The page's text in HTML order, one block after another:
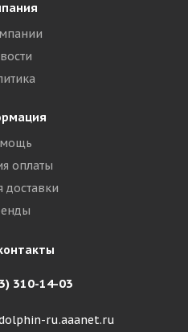
оплаты
доставки
310-14-03
ru.aaanet.ru